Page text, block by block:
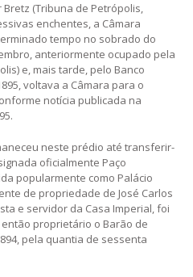
(Tribuna de Petrópolis,
enchentes, a Câmara
tempo no sobrado do
anteriormente ocupado pela
e, mais tarde, pelo Banco
voltava a Câmara para o
notícia publicada na
neste prédio até transferir-
oficialmente Paço
popularmente como Palácio
de propriedade de José Carlos
e servidor da Casa Imperial, foi
proprietário o Barão de
pela quantia de sessenta